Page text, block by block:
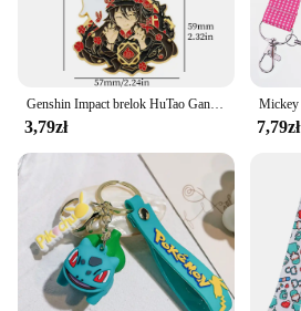
Genshin Impact brelok HuTao Ganyu Barbatos Tartaglia metalowa plakietka wisiorek breloki biżuteria anime akcesoria dla fanów prezenty
3,79zł 7,79zł